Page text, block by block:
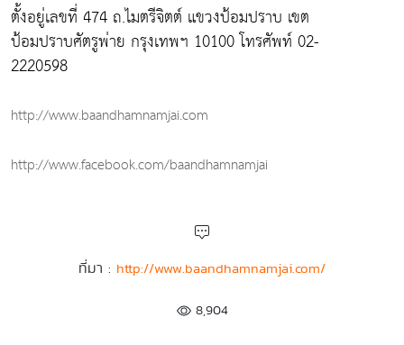
ตั้งอยู่เลขที่ 474 ถ.ไมตรีจิตต์ แขวงป้อมปราบ เขต
ป้อมปราบศัตรูพ่าย กรุงเทพฯ 10100 โทรศัพท์ 02-
2220598
http://www.baandhamnamjai.com
http://www.facebook.com/baandhamnamjai
ที่มา : http://www.baandhamnamjai.com/
8,904